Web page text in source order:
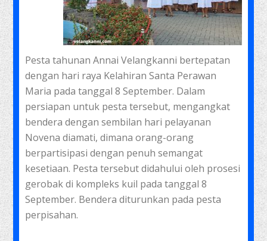
Pesta tahunan Annai Velangkanni bertepatan
dengan hari raya Kelahiran Santa Perawan
Maria pada tanggal 8 September. Dalam
persiapan untuk pesta tersebut, mengangkat
bendera dengan sembilan hari pelayanan
Novena diamati, dimana orang-orang
berpartisipasi dengan penuh semangat
kesetiaan. Pesta tersebut didahului oleh prosesi
gerobak di kompleks kuil pada tanggal 8
September. Bendera diturunkan pada pesta
perpisahan.